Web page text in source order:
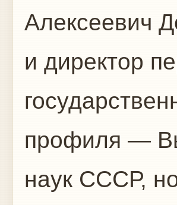
Алексеевич
и директор
профиля —
наук СССР,